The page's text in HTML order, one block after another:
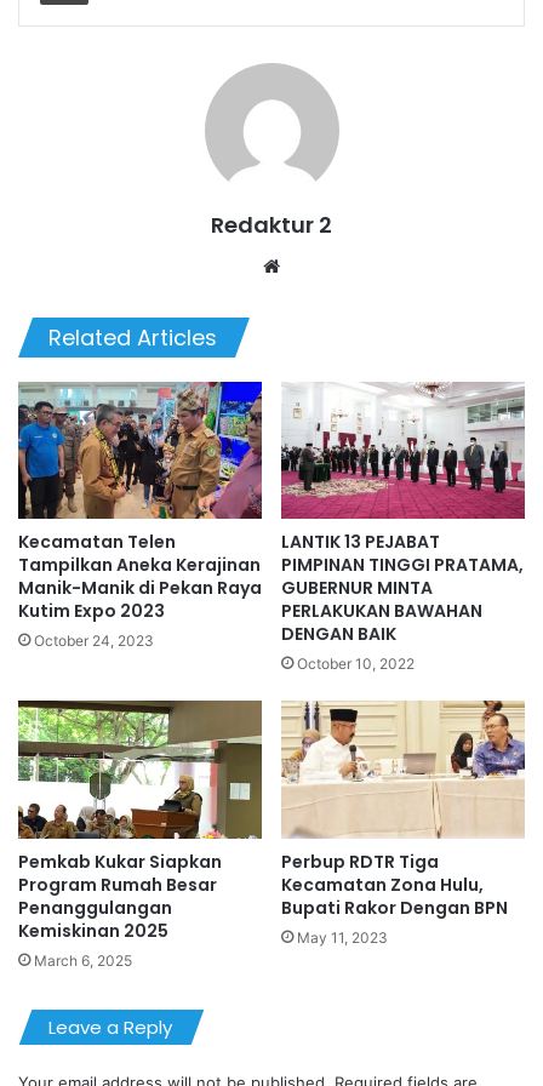
Redaktur 2
Related Articles
Kecamatan Telen
Tampilkan Aneka Kerajinan
Manik-Manik di Pekan Raya
Kutim Expo 2023
October 24, 2023
LANTIK 13 PEJABAT
PIMPINAN TINGGI PRATAMA,
GUBERNUR MINTA
PERLAKUKAN BAWAHAN
DENGAN BAIK
October 10, 2022
Pemkab Kukar Siapkan
Program Rumah Besar
Penanggulangan
Kemiskinan 2025
March 6, 2025
Perbup RDTR Tiga
Kecamatan Zona Hulu,
Bupati Rakor Dengan BPN
May 11, 2023
Leave a Reply
Your email address will not be published. Required fields are